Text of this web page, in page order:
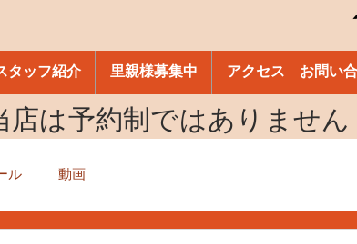
タッフ紹介 里親様募集中 アクセス お問い
は予約制ではありません
ル 動画